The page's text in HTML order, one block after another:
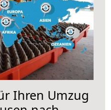
Ihren Umzug